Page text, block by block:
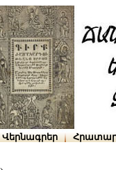
Վերնագրեր